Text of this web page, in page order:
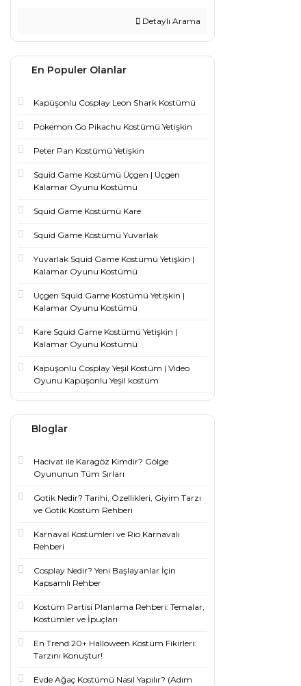
Detaylı Arama
En Populer Olanlar
Kapüşonlu Cosplay Leon Shark Kostümü
Pokemon Go Pikachu Kostümü Yetişkin
Peter Pan Kostümü Yetişkin
Squid Game Kostümü Üçgen | Üçgen
Kalamar Oyunu Kostümü
Squid Game Kostümü Kare
Squid Game Kostümü Yuvarlak
Yuvarlak Squid Game Kostümü Yetişkin |
Kalamar Oyunu Kostümü
Üçgen Squid Game Kostümü Yetişkin |
Kalamar Oyunu Kostümü
Kare Squid Game Kostümü Yetişkin |
Kalamar Oyunu Kostümü
Kapüşonlu Cosplay Yeşil Kostüm | Video
Oyunu Kapüşonlu Yeşil kostüm
Bloglar
Hacivat ile Karagöz Kimdir? Gölge
Oyununun Tüm Sırları
Gotik Nedir? Tarihi, Özellikleri, Giyim Tarzı
ve Gotik Kostüm Rehberi
Karnaval Kostümleri ve Rio Karnavalı
Rehberi
Cosplay Nedir? Yeni Başlayanlar İçin
Kapsamlı Rehber
Kostüm Partisi Planlama Rehberi: Temalar,
Kostümler ve İpuçları
En Trend 20+ Halloween Kostüm Fikirleri:
Tarzını Konuştur!
Evde Ağaç Kostümü Nasıl Yapılır? (Adım